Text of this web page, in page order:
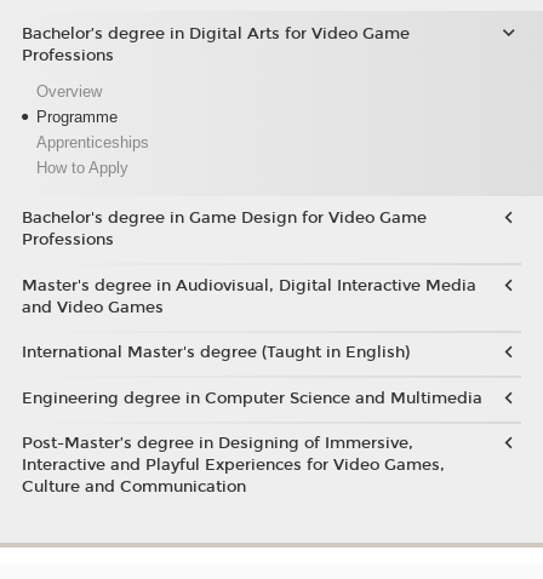
Bachelor’s degree in Digital Arts for Video Game
Professions
Overview
Programme
Apprenticeships
How to Apply
Bachelor's degree in Game Design for Video Game
Professions
Master's degree in Audiovisual, Digital Interactive Media
and Video Games
International Master's degree (Taught in English)
Engineering degree in Computer Science and Multimedia
Post-Master’s degree in Designing of Immersive,
Interactive and Playful Experiences for Video Games,
Culture and Communication